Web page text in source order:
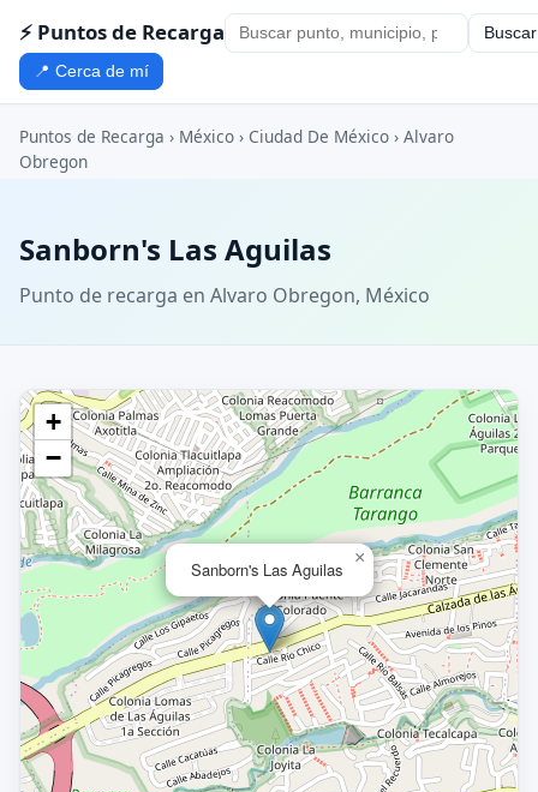
⚡ Puntos de Recarga Buscar
📍 Cerca de mí
Puntos de Recarga › México › Ciudad De México › Alvaro
Obregon
Sanborn's Las Aguilas
Punto de recarga en Alvaro Obregon, México
Sanborn's Las Aguilas
×
+
−